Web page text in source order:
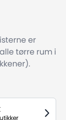
er
tørre rum i